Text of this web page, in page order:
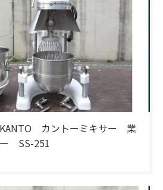
カントーミキサー 業
SS-251